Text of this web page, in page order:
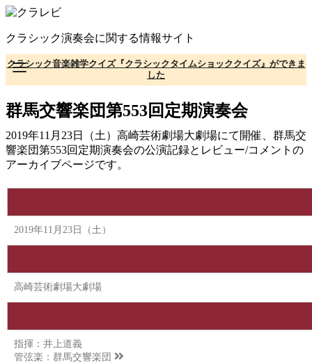
コ
テ
ン
ツ
へ
動
クラシック演奏会に関する情報サイト
クラシック音楽雑学クイズ『クラシックタイムショッククイズ』ができま
した
群馬交響楽団第553回定期演奏会
2019年11月23日（土）高崎芸術劇場大劇場にて開催、群馬交
響楽団第553回定期演奏会の公演記録とレビュー/コメントの
アーカイブページです。
2019年11月23日（土）
高崎芸術劇場大劇場
指揮：井上道義
管弦楽： 群馬交響楽団